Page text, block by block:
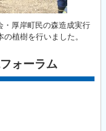
・厚岸町民の森造成実行
植樹を行いました。
ォーラム